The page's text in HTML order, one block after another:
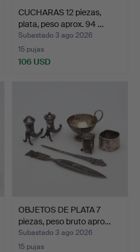
CUCHARAS 12 piezas,
plata, peso aprox. 94 …
Subastado 3 ago 2026
15 pujas
106 USD
OBJETOS DE PLATA 7
piezas, peso bruto apro…
Subastado 3 ago 2026
15 pujas